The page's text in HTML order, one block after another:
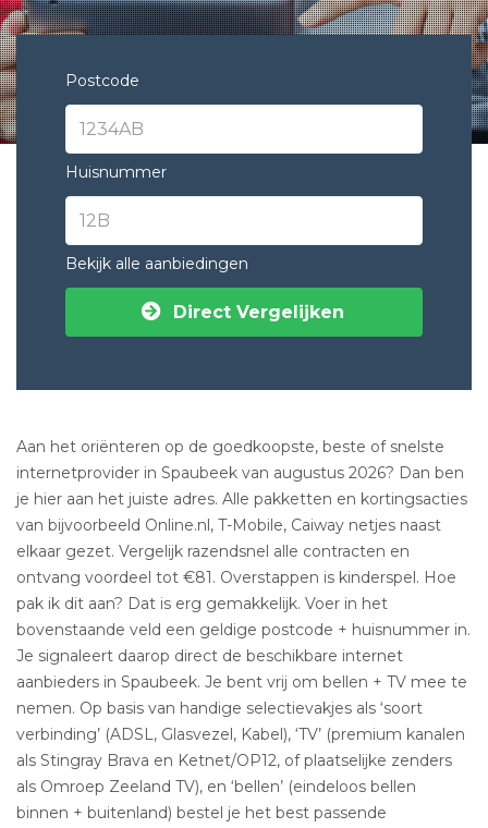
Postcode
Huisnummer
Bekijk alle aanbiedingen
Direct Vergelijken
Aan het oriënteren op de goedkoopste, beste of snelste
internetprovider in Spaubeek van augustus 2026? Dan ben
je hier aan het juiste adres. Alle pakketten en kortingsacties
van bijvoorbeeld Online.nl, T-Mobile, Caiway netjes naast
elkaar gezet. Vergelijk razendsnel alle contracten en
ontvang voordeel tot €81. Overstappen is kinderspel. Hoe
pak ik dit aan? Dat is erg gemakkelijk. Voer in het
bovenstaande veld een geldige postcode + huisnummer in.
Je signaleert daarop direct de beschikbare internet
aanbieders in Spaubeek. Je bent vrij om bellen + TV mee te
nemen. Op basis van handige selectievakjes als ‘soort
verbinding’ (ADSL, Glasvezel, Kabel), ‘TV’ (premium kanalen
als Stingray Brava en Ketnet/OP12, of plaatselijke zenders
als Omroep Zeeland TV), en ‘bellen’ (eindeloos bellen
binnen + buitenland) bestel je het best passende